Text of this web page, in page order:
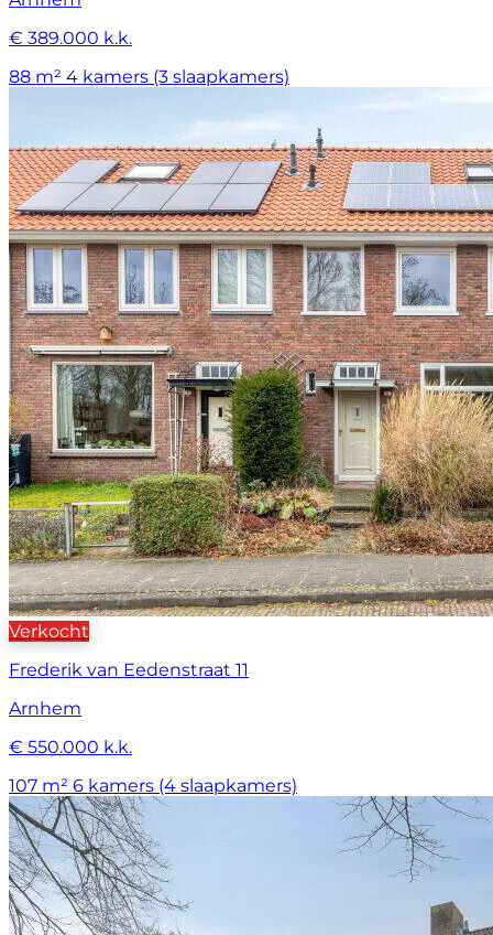
€ 389.000 k.k.
88 m² 4 kamers (3 slaapkamers)
Verkocht
Frederik van Eedenstraat 11
Arnhem
€ 550.000 k.k.
107 m² 6 kamers (4 slaapkamers)